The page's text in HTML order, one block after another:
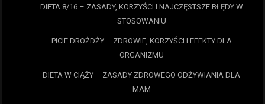
DIETA 8/16 – ZASADY, KORZYŚCI I NAJCZĘSTSZE BŁĘDY W
STOSOWANIU
PICIE DROŻDŻY – ZDROWIE, KORZYŚCI I EFEKTY DLA
ORGANIZMU
DIETA W CIĄŻY – ZASADY ZDROWEGO ODŻYWIANIA DLA
MAM